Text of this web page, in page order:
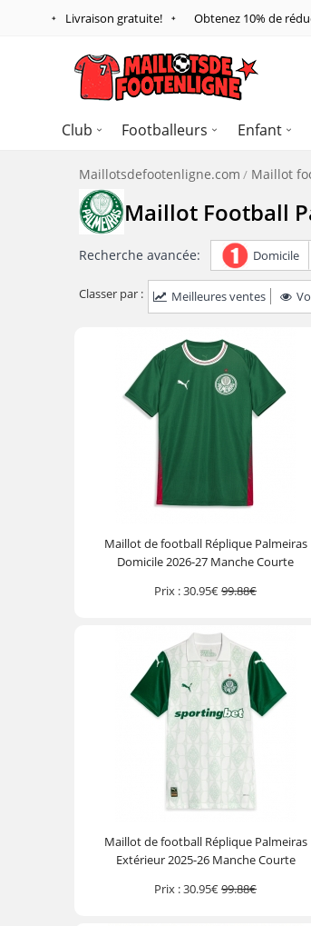
Livraison gratuite! Obtenez 10% de
Club Footballeurs Enfant
Maillotsdefootenligne.com Maillot
Maillot Football
Recherche avancée: Domicile
Classer par : Meilleures ventes
Maillot de football Réplique Palmeiras
Domicile 2026-27 Manche Courte
Prix :30.95€99.88€
Maillot de football Réplique Palmeiras
Extérieur 2025-26 Manche Courte
Prix :30.95€99.88€